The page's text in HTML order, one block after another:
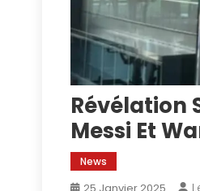
Révélation
Messi Et
News
25 Janvier 2025